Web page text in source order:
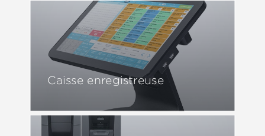
Caisse enregistreuse